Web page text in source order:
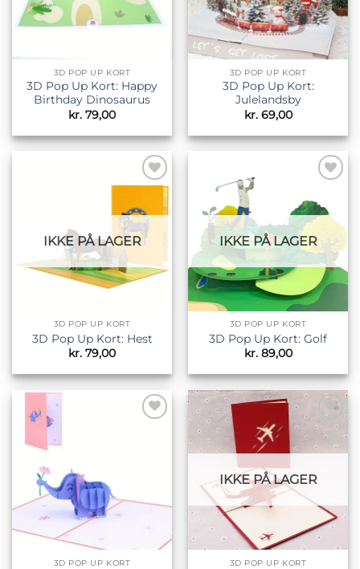
3D POP UP KORT
3D Pop Up Kort: Happy
Birthday Dinosaurus
kr. 79,00
3D POP UP KORT
3D Pop Up Kort:
Julelandsby
kr.69,00
IKKE PÅ LAGER
3D POP UP KORT
3D Pop Up Kort: Hest
kr. 79,00
ønskeliste
IKKE PÅ LAGER
3D POP UP KORT
3D Pop Up Kort: Golf
kr.89,00
3D POP UP KORT
Tilføj til
ønskeliste
IKKE PÅ LAGER
3D POP UP KORT